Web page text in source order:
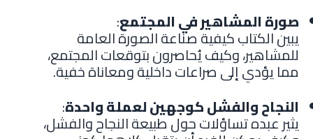
صورة المشاهير في المجتمع:
يبين الكتاب كيفية صناعة الصورة العامة
للمشاهير، وكيف يُحاصرون بتوقعات المجتمع،
مما يؤدي إلى صراعات داخلية ومعاناة خفية.
النجاح والفشل كوجهين لعملة واحدة:
يثير عبده تساؤلات حول طبيعة النجاح والفشل،